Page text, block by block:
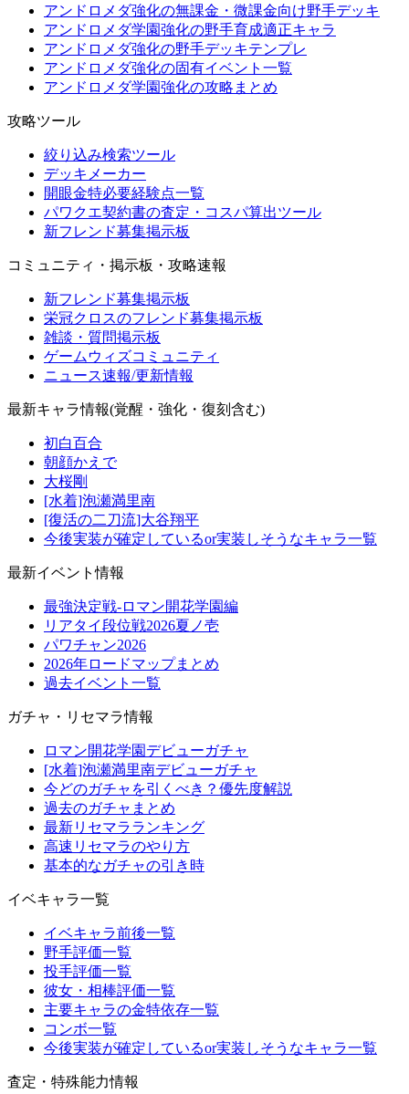
アンドロメダ強化の無課金・微課金向け野手デッキ
アンドロメダ学園強化の野手育成適正キャラ
アンドロメダ強化の野手デッキテンプレ
アンドロメダ強化の固有イベント一覧
アンドロメダ学園強化の攻略まとめ
攻略ツール
絞り込み検索ツール
デッキメーカー
開眼金特必要経験点一覧
パワクエ契約書の査定・コスパ算出ツール
新フレンド募集掲示板
コミュニティ・掲示板・攻略速報
新フレンド募集掲示板
栄冠クロスのフレンド募集掲示板
雑談・質問掲示板
ゲームウィズコミュニティ
ニュース速報/更新情報
最新キャラ情報(覚醒・強化・復刻含む)
初白百合
朝顔かえで
大桜剛
[水着]泡瀬満里南
[復活の二刀流]大谷翔平
今後実装が確定しているor実装しそうなキャラ一覧
最新イベント情報
最強決定戦-ロマン開花学園編
リアタイ段位戦2026夏ノ壱
パワチャン2026
2026年ロードマップまとめ
過去イベント一覧
ガチャ・リセマラ情報
ロマン開花学園デビューガチャ
[水着]泡瀬満里南デビューガチャ
今どのガチャを引くべき？優先度解説
過去のガチャまとめ
最新リセマラランキング
高速リセマラのやり方
基本的なガチャの引き時
イベキャラ一覧
イベキャラ前後一覧
野手評価一覧
投手評価一覧
彼女・相棒評価一覧
主要キャラの金特依存一覧
コンボ一覧
今後実装が確定しているor実装しそうなキャラ一覧
査定・特殊能力情報